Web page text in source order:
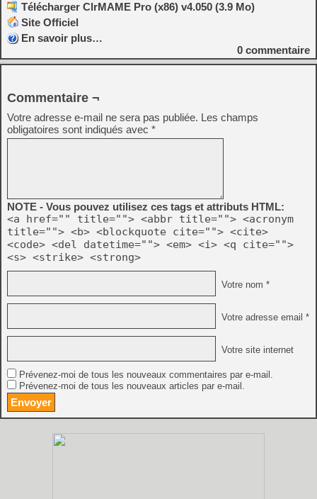
Télécharger ClrMAME Pro (x86) v4.050 (3.9 Mo)
Site Officiel
En savoir plus…
0 commentaire
Commentaire ¬
Votre adresse e-mail ne sera pas publiée. Les champs
obligatoires sont indiqués avec *
NOTE - Vous pouvez utilisez ces tags et attributs HTML:
<a href="" title=""> <abbr title=""> <acronym
title=""> <b> <blockquote cite=""> <cite>
<code> <del datetime=""> <em> <i> <q cite="">
<s> <strike> <strong>
Votre nom *
Votre adresse email *
Votre site internet
Prévenez-moi de tous les nouveaux commentaires par e-mail.
Prévenez-moi de tous les nouveaux articles par e-mail.